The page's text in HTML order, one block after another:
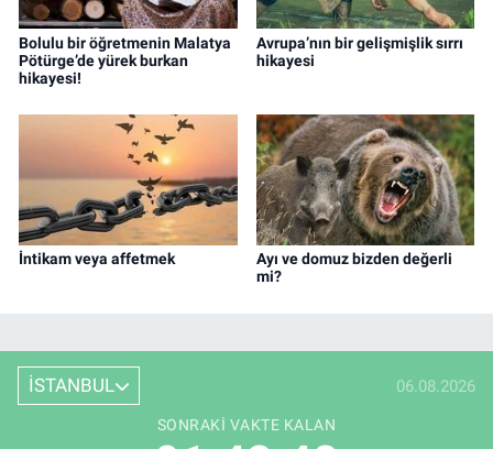
Bolulu bir öğretmenin Malatya
Pötürge’de yürek burkan
hikayesi!
Avrupa’nın bir gelişmişlik sırrı
hikayesi
İntikam veya affetmek
Ayı ve domuz bizden değerli
mi?
İSTANBUL 06.08.2026
SONRAKI VAKTE KALAN